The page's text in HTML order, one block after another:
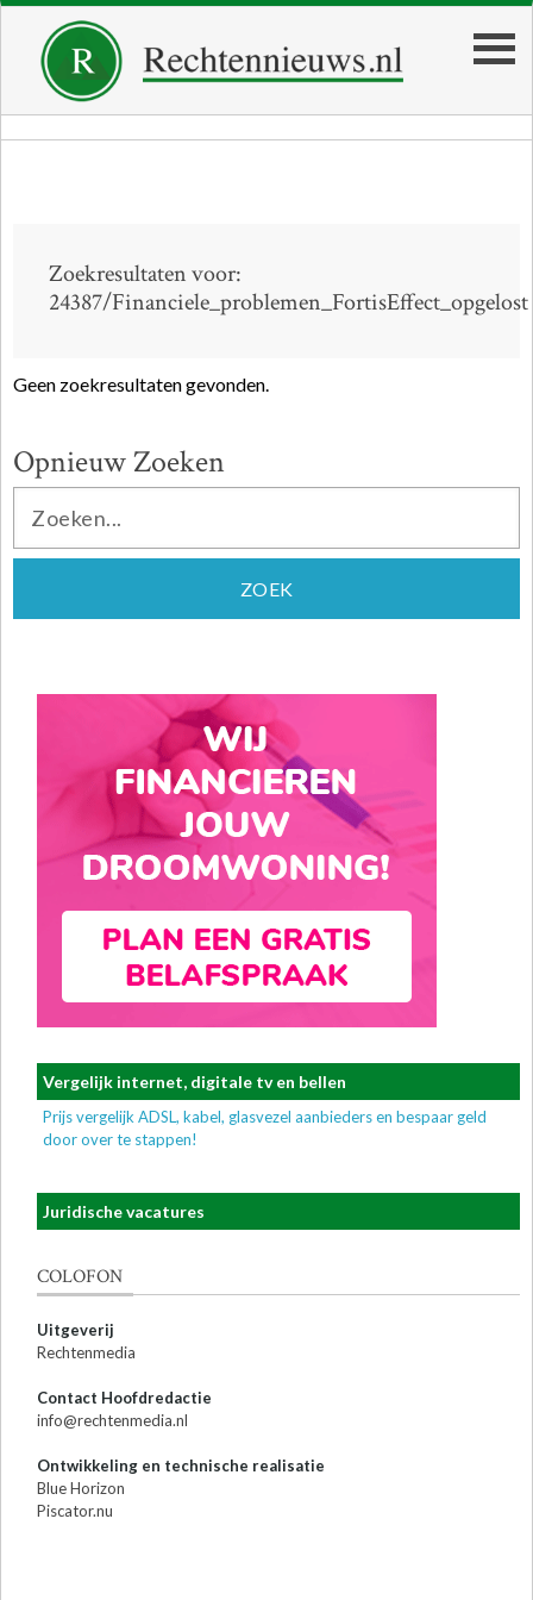
Zoekresultaten voor:
24387/Financiele_problemen_FortisEffect_opgelost
Geen zoekresultaten gevonden.
Opnieuw Zoeken
Vergelijk internet, digitale tv en bellen
Prijs vergelijk ADSL, kabel, glasvezel aanbieders en bespaar geld
door over te stappen!
Juridische vacatures
COLOFON
Uitgeverij
Rechtenmedia
Contact Hoofdredactie
info@rechtenmedia.nl
Ontwikkeling en technische realisatie
Blue Horizon
Piscator.nu